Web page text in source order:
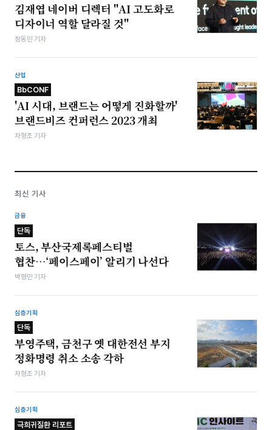
김재엽 네이버 디렉터 "AI 고도화로
디자이너 역할 달라질 것"
정동민 기자
산업
BbCONF
'AI 시대, 브랜드는 어떻게 진화할까'
브랜드비즈 컨퍼런스 2023 개최
차형조 기자
최신 기사
금융
단독
토스, 부산국제록페스티벌
협찬…‘페이스페이’ 알리기 나선다
박형민 기자
심층기획
단독
부영주택, 금천구 옛 대한전선 부지
정화명령 취소 소송 각하
차형조 기자
심층기획
극희귀질환 리포트